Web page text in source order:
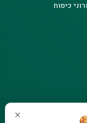
כיסוח
×